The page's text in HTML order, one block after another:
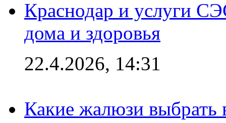
Краснодар и услуги
дома и здоровья
22.4.2026, 14:31
Какие жалюзи выбрать